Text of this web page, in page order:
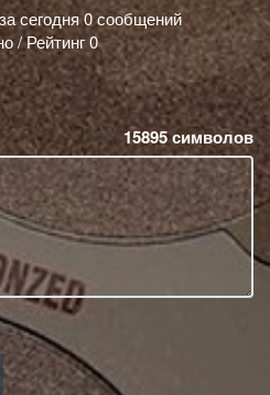
сегодня 0 сообщений
/ Рейтинг 0
15895символов